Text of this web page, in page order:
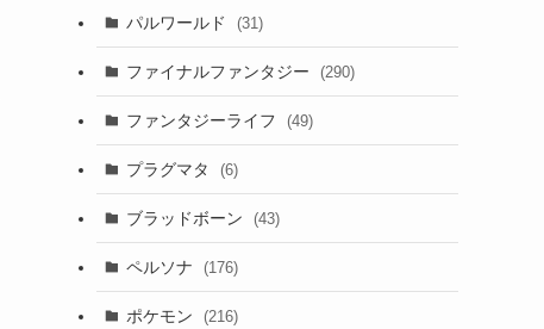
パルワールド (31)
ファイナルファンタジー (290)
ファンタジーライフ (49)
プラグマタ (6)
ブラッドボーン (43)
ペルソナ (176)
ポケモン (216)